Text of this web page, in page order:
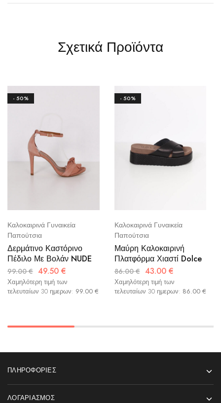
Σχετικά Προϊόντα
- 50%
Καλοκαιρινά Γυναικεία
Παπούτσια
Δερμάτινο Καστόρινο
Πέδιλο Με Βολάν NUDE
99.00€ 49.50 €
Χαμηλότερη τιμή των
τελευταίων 30 ημερων: 99.00 €
- 50%
Καλοκαιρινά Γυναικεία
Παπούτσια
Μαύρη Καλοκαιρινή
Πλατφόρμα Χιαστί Dolce
86.00€ 43.00 €
Χαμηλότερη τιμή των
τελευταίων 30 ημερων: 86.00 €
ΠΛΗΡΟΦΟΡΊΕΣ
ΛΟΓΑΡΙΑΣΜΌΣ